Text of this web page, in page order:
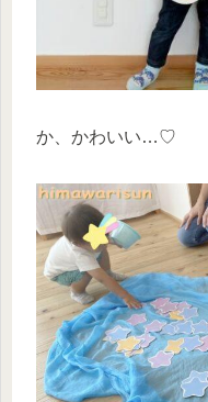
か、かわいい…♡